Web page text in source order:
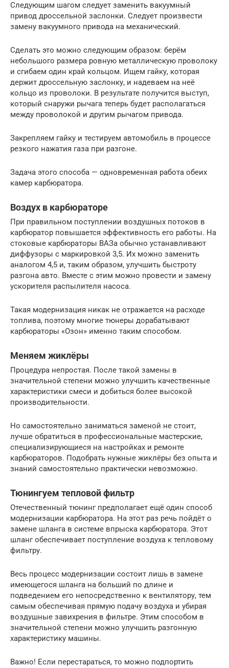
Следующим шагом следует заменить вакуумный
привод дроссельной заслонки. Следует произвести
замену вакуумного привода на механический.
Сделать это можно следующим образом: берём
небольшого размера ровную металлическую проволоку
и сгибаем один край кольцом. Ищем гайку, которая
держит дроссельную заслонку, и надеваем на неё
кольцо из проволоки. В результате получится выступ,
который снаружи рычага теперь будет располагаться
между проволокой и другим рычагом привода.
Закрепляем гайку и тестируем автомобиль в процессе
резкого нажатия газа при разгоне.
Задача этого способа — одновременная работа обеих
камер карбюратора.
Воздух в карбюраторе
При правильном поступлении воздушных потоков в
карбюратор повышается эффективность его работы. На
стоковые карбюраторы ВАЗа обычно устанавливают
диффузоры с маркировкой 3,5. Их можно заменить
аналогом 4,5 и, таким образом, улучшить быстроту
разгона авто. Вместе с этим можно провести и замену
ускорителя распылителя насоса.
Такая модернизация никак не отражается на расходе
топлива, поэтому многие тюнеры дорабатывают
карбюраторы «Озон» именно таким способом.
Меняем жиклёры
Процедура непростая. После такой замены в
значительной степени можно улучшить качественные
характеристики смеси и добиться более высокой
производительности.
Но самостоятельно заниматься заменой не стоит,
лучше обратиться в профессиональные мастерские,
специализирующиеся на настройках и ремонте
карбюраторов. Подобрать нужные жиклёры без опыта и
знаний самостоятельно практически невозможно.
Тюнингуем тепловой фильтр
Отечественный тюнинг предполагает ещё один способ
модернизации карбюратора. На этот раз речь пойдёт о
замене шланга в системе впрыска карбюратора. Этот
шланг обеспечивает поступление воздуха к тепловому
фильтру.
Весь процесс модернизации состоит лишь в замене
имеющегося шланга на больший по длине и
подведением его непосредственно к вентилятору, тем
самым обеспечивая прямую подачу воздуха и убирая
воздушные завихрения в фильтре. Этим способом в
значительной степени можно улучшить разгонную
характеристику машины.
Важно! Если перестараться, то можно подпортить